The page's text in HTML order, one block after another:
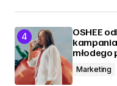
OSHEE
kampania
młodego
Marketing